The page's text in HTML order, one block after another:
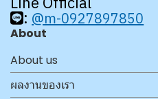
: @m-0927897850
About
About us
ผลงานของเรา